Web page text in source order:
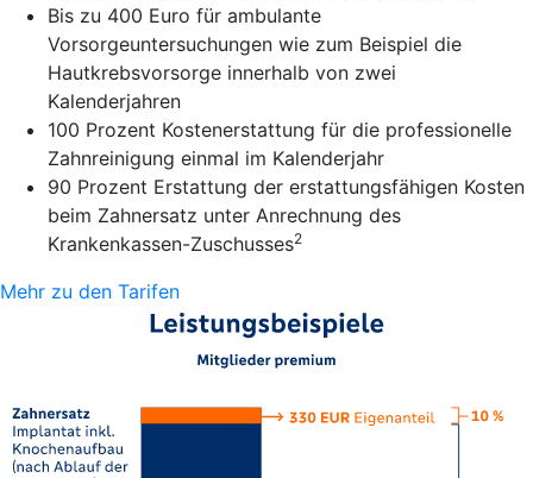
Bis zu 400 Euro für ambulante
Vorsorgeuntersuchungen wie zum Beispiel die
Hautkrebsvorsorge innerhalb von zwei
Kalenderjahren
100 Prozent Kostenerstattung für die professionelle
Zahnreinigung einmal im Kalenderjahr
90 Prozent Erstattung der erstattungsfähigen Kosten
beim Zahnersatz unter Anrechnung des
Krankenkassen-Zuschusses2
Mehr zu den Tarifen